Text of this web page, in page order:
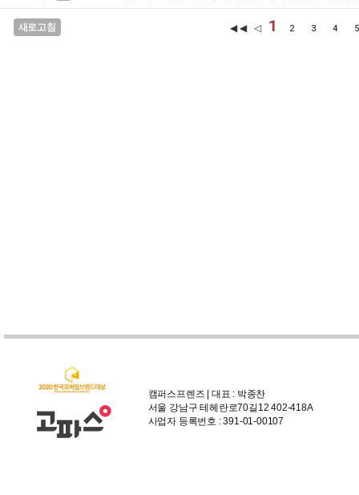
새로고침 ◀◀ ◁ 1 2 3 4
캠퍼스프렌즈 | 대표 : 박종찬
서울 강남구 테헤란로70길12 402-418A
사업자 등록번호 : 391-01-00107